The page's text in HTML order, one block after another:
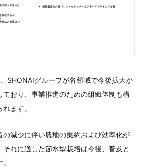
SHONAIグループが各領域で今後拡大が
ており、事業推進のための組織体制も構
ます。
の減少に伴い農地の集約および効率化が
れに適した節水型栽培は今後、普及と